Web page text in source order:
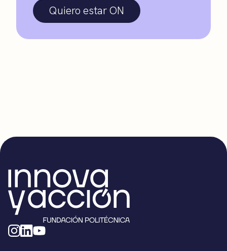
Quiero estar ON